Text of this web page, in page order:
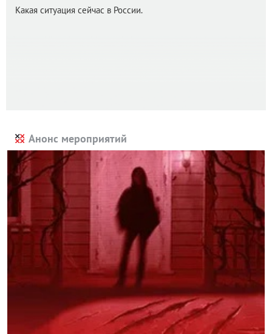
Какая ситуация сейчас в России.
Анонс мероприятий